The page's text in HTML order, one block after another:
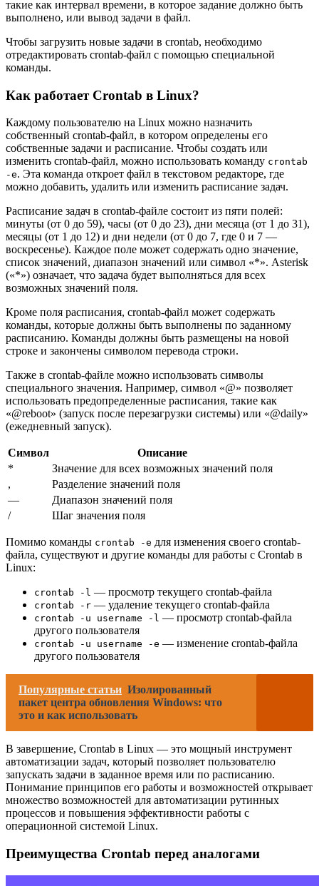
такие как интервал времени, в которое задание должно быть
выполнено, или вывод задачи в файл.
Чтобы загрузить новые задачи в crontab, необходимо
отредактировать crontab-файл с помощью специальной
команды.
Как работает Crontab в Linux?
Каждому пользователю на Linux можно назначить
собственный crontab-файл, в котором определены его
собственные задачи и расписание. Чтобы создать или
изменить crontab-файл, можно использовать команду crontab
-e. Эта команда откроет файл в текстовом редакторе, где
можно добавить, удалить или изменить расписание задач.
Расписание задач в crontab-файле состоит из пяти полей:
минуты (от 0 до 59), часы (от 0 до 23), дни месяца (от 1 до 31),
месяцы (от 1 до 12) и дни недели (от 0 до 7, где 0 и 7 —
воскресенье). Каждое поле может содержать одно значение,
список значений, диапазон значений или символ «*». Asterisk
(«*») означает, что задача будет выполняться для всех
возможных значений поля.
Кроме поля расписания, crontab-файл может содержать
команды, которые должны быть выполнены по заданному
расписанию. Команды должны быть размещены на новой
строке и закончены символом перевода строки.
Также в crontab-файле можно использовать символы
специального значения. Например, символ «@» позволяет
использовать предопределенные расписания, такие как
«@reboot» (запуск после перезагрузки системы) или «@daily»
(ежедневный запуск).
Символ
Описание
*
Значение для всех возможных значений поля
,
Разделение значений поля
—
Диапазон значений поля
/
Шаг значения поля
Помимо команды crontab -e для изменения своего crontab-
файла, существуют и другие команды для работы с Crontab в
Linux:
crontab -l — просмотр текущего crontab-файла
crontab -r — удаление текущего crontab-файла
crontab -u username -l — просмотр crontab-файла
другого пользователя
crontab -u username -e — изменение crontab-файла
другого пользователя
Популярные статьи Изолированный
пакет центра обновления Windows: что
это и как использовать
В завершение, Crontab в Linux — это мощный инструмент
автоматизации задач, который позволяет пользователю
запускать задачи в заданное время или по расписанию.
Понимание принципов его работы и возможностей открывает
множество возможностей для автоматизации рутинных
процессов и повышения эффективности работы с
операционной системой Linux.
Преимущества Crontab перед аналогами